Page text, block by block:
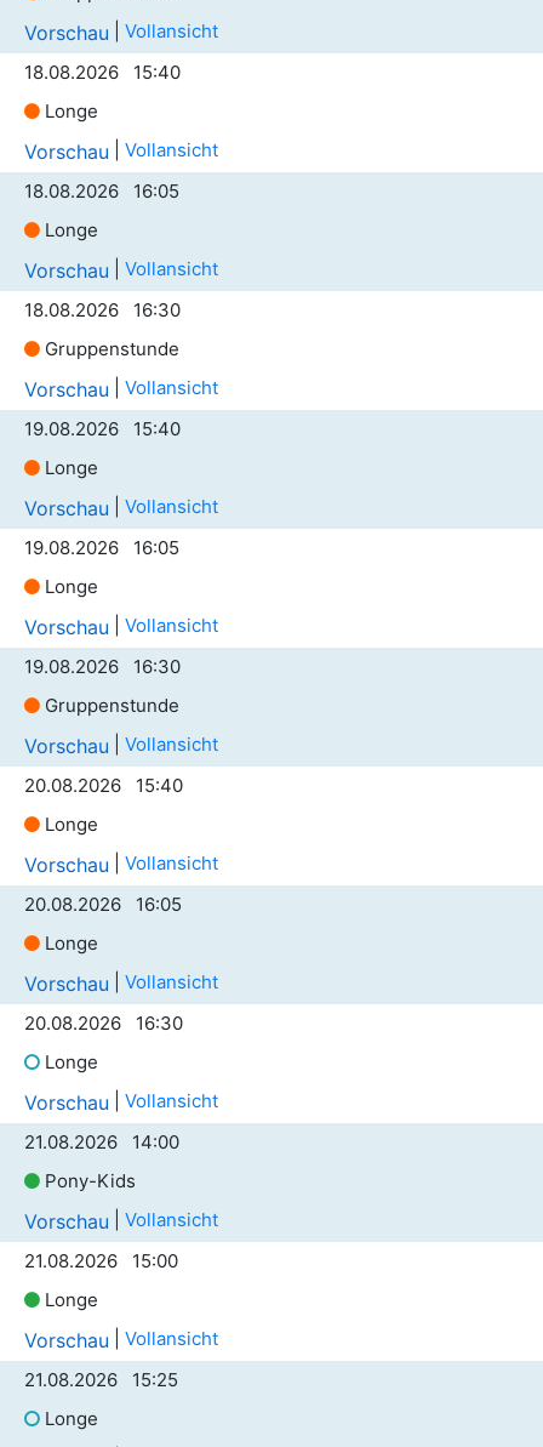
Vorschau
Vollansicht
18.08.2026 15:40
Longe
Vorschau
Vollansicht
18.08.2026 16:05
Longe
Vorschau
Vollansicht
18.08.2026 16:30
Gruppenstunde
Vorschau
Vollansicht
19.08.2026 15:40
Longe
Vorschau
Vollansicht
19.08.2026 16:05
Longe
Vorschau
Vollansicht
19.08.2026 16:30
Gruppenstunde
Vorschau
Vollansicht
20.08.2026 15:40
Longe
Vorschau
Vollansicht
20.08.2026 16:05
Longe
Vorschau
Vollansicht
20.08.2026 16:30
Longe
Vorschau
Vollansicht
21.08.2026 14:00
Pony-Kids
Vorschau
Vollansicht
21.08.2026 15:00
Longe
Vorschau
Vollansicht
21.08.2026 15:25
Longe